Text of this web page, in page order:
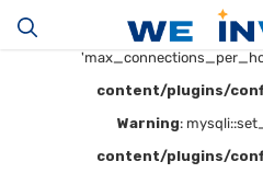
Warning
:
content/plugins/
Warning:
content/plugins/